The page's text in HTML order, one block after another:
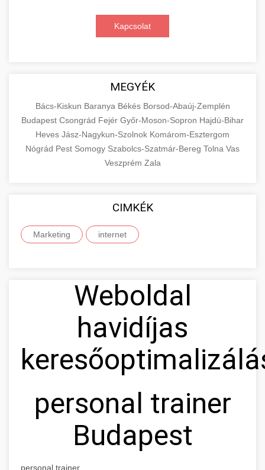
Kapcsolat
MEGYÉK
Bács-Kiskun Baranya Békés Borsod-Abaúj-Zemplén
Budapest Csongrád Fejér Győr-Moson-Sopron Hajdú-Bihar
Heves Jász-Nagykun-Szolnok Komárom-Esztergom
Nógrád Pest Somogy Szabolcs-Szatmár-Bereg Tolna Vas
Veszprém Zala
CIMKÉK
Marketing internet
Weboldal
havidíjas
personal trainer
Budapest
personal trainer